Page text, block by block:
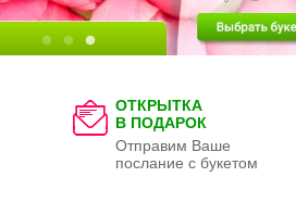
ОТКРЫТКА
В ПОДАРОК
Отправим Ваше
послание с букетом